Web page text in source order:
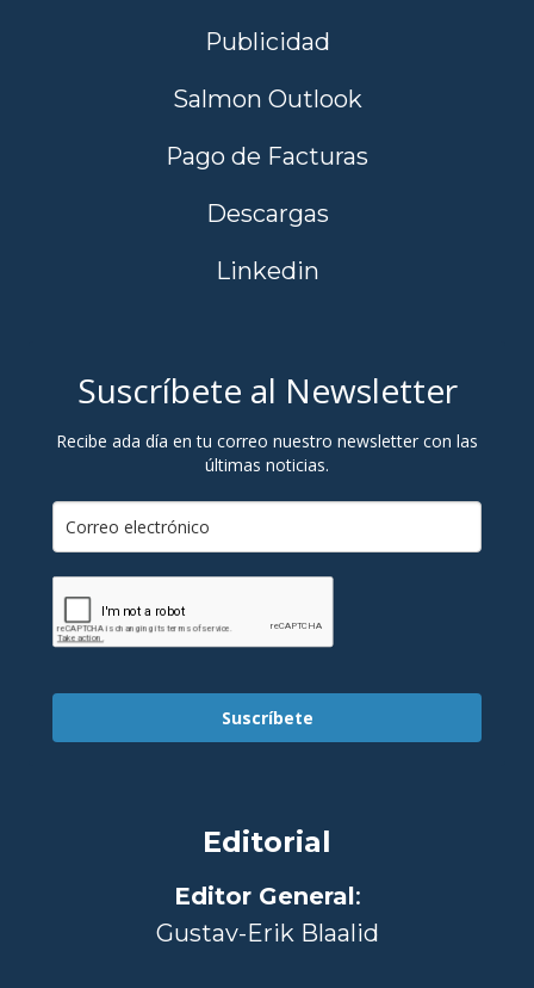
Publicidad
Salmon Outlook
Pago de Facturas
Descargas
Linkedin
Suscríbete al Newsletter
Recibe ada día en tu correo nuestro newsletter con las
últimas noticias.
Suscríbete
Editorial
Editor General:
Gustav-Erik Blaalid